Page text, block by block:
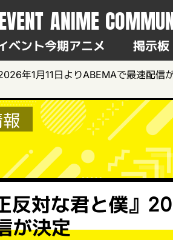
ベント
ANIME
今期アニメ 掲示板
年1月11日よりABEMAで最速配信
対な君と僕』
が決定